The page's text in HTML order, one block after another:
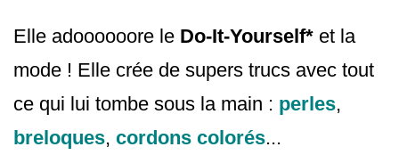
Elle adoooooore le Do-It-Yourself* et la
mode ! Elle crée de supers trucs avec tout
ce qui lui tombe sous la main : perles,
breloques, cordons colorés...